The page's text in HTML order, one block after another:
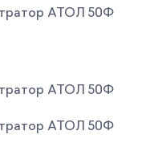
АТОЛ 50Ф
АТОЛ 50Ф
АТОЛ 50Ф